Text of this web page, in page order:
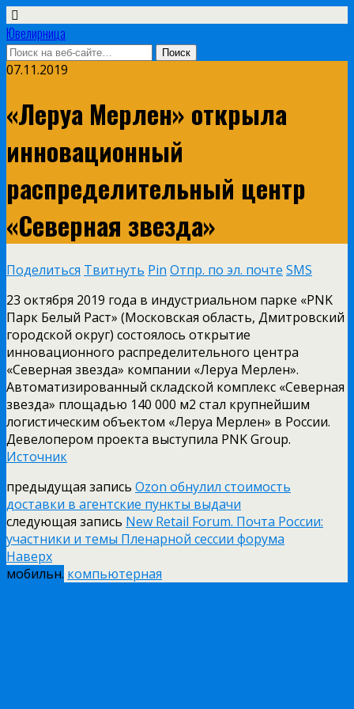
Ювелирница
07.11.2019
«Леруа Мерлен» открыла
инновационный
распределительный центр
«Северная звезда»
Поделиться Твитнуть Pin Отпр. по эл. почте SMS
23 октября 2019 года в индустриальном парке «PNK
Парк Белый Раст» (Московская область, Дмитровский
городской округ) состоялось открытие
инновационного распределительного центра
«Северная звезда» компании «Леруа Мерлен».
Автоматизированный складской комплекс «Северная
звезда» площадью 140 000 м2 стал крупнейшим
логистическим объектом «Леруа Мерлен» в России.
Девелопером проекта выступила PNK Group.
Источник
предыдущая запись Ozon обнулил стоимость
доставки в агентские пункты выдачи
следующая запись New Retail Forum. Почта России:
участники и темы Пленарной сессии форума
Наверх
мобильн. компьютерная